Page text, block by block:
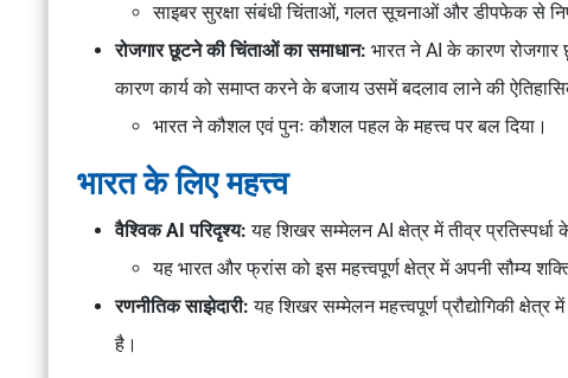
साइबर सुरक्षा संबंधी चिंताओं, गलत सूचनाओं और डीपफेक से
रोजगार छूटने की चिंताओं का समाधान: भारत ने AI के कारण
कारण कार्य को समाप्त करने के बजाय उसमें बदलाव लाने की
भारत ने कौशल एवं पुनः कौशल पहल के महत्त्व पर बल दिया।
भारत के लिए महत्त्व
वैश्विक AI परिदृश्य: यह शिखर सम्मेलन AI क्षेत्र में तीव्र
यह भारत और फ्रांस को इस महत्त्वपूर्ण क्षेत्र में अपनी सौम्य
रणनीतिक साझेदारी:यह शिखर सम्मेलन महत्त्वपूर्ण प्रौद्योगिकी
है।